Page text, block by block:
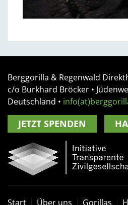
Berggorilla & Regenwald
c/o Burkhard Bröcker •
Deutschland •
JETZT SPENDEN
Start Über uns Gorillas